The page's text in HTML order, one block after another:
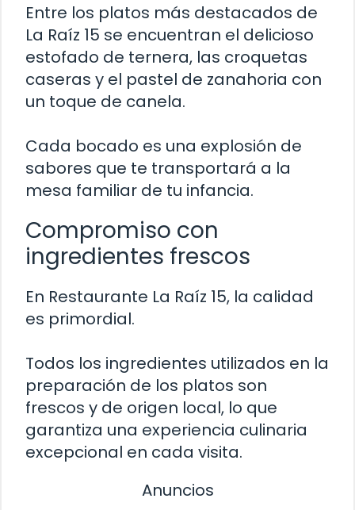
Entre los platos más destacados de
La Raíz 15 se encuentran el delicioso
estofado de ternera, las croquetas
caseras y el pastel de zanahoria con
un toque de canela.
Cada bocado es una explosión de
sabores que te transportará a la
mesa familiar de tu infancia.
Compromiso con
ingredientes frescos
En Restaurante La Raíz 15, la calidad
es primordial.
Todos los ingredientes utilizados en la
preparación de los platos son
frescos y de origen local, lo que
garantiza una experiencia culinaria
excepcional en cada visita.
Anuncios